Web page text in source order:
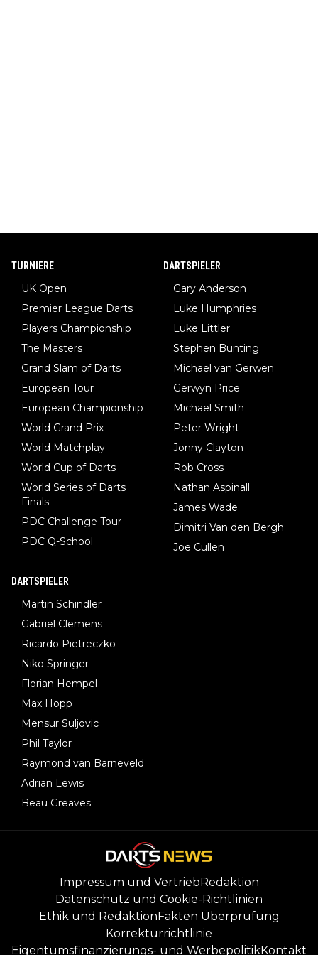
TURNIERE
UK Open
Premier League Darts
Players Championship
The Masters
Grand Slam of Darts
European Tour
European Championship
World Grand Prix
World Matchplay
World Cup of Darts
World Series of Darts
Finals
PDC Challenge Tour
PDC Q-School
DARTSPIELER
Gary Anderson
Luke Humphries
Luke Littler
Stephen Bunting
Michael van Gerwen
Gerwyn Price
Michael Smith
Peter Wright
Jonny Clayton
Rob Cross
Nathan Aspinall
James Wade
Dimitri Van den Bergh
Joe Cullen
DARTSPIELER
Martin Schindler
Gabriel Clemens
Ricardo Pietreczko
Niko Springer
Florian Hempel
Max Hopp
Mensur Suljovic
Phil Taylor
Raymond van Barneveld
Adrian Lewis
Beau Greaves
Impressum und VertriebRedaktion
Datenschutz und Cookie-Richtlinien
Ethik und RedaktionFakten Überprüfung
Korrekturrichtlinie
Eigentumsfinanzierungs- und WerbepolitikKontakt